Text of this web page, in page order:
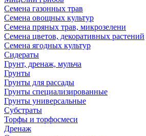
Семена газонных трав
Семена овощных культур
Семена пряных трав, микрозелени
Семена цветов, декоративных растений
Семена ягодных культур
Сидераты
Грунт, дренаж, мульча
Грунты
Грунты для рассады
Грунты специализированные
Грунты универсальные
Субстраты
Торфы и торфосмеси
Дренаж